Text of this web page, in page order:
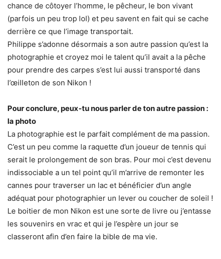
chance de côtoyer l’homme, le pêcheur, le bon vivant
(parfois un peu trop lol) et peu savent en fait qui se cache
derrière ce que l’image transportait.
Philippe s’adonne désormais a son autre passion qu’est la
photographie et croyez moi le talent qu’il avait a la pêche
pour prendre des carpes s’est lui aussi transporté dans
l’œilleton de son Nikon !
Pour conclure, peux-tu nous parler de ton autre passion :
la photo
La photographie est le parfait complément de ma passion.
C’est un peu comme la raquette d’un joueur de tennis qui
serait le prolongement de son bras. Pour moi c’est devenu
indissociable a un tel point qu’il m’arrive de remonter les
cannes pour traverser un lac et bénéficier d’un angle
adéquat pour photographier un lever ou coucher de soleil !
Le boitier de mon Nikon est une sorte de livre ou j’entasse
les souvenirs en vrac et qui je l’espère un jour se
classeront afin d’en faire la bible de ma vie.